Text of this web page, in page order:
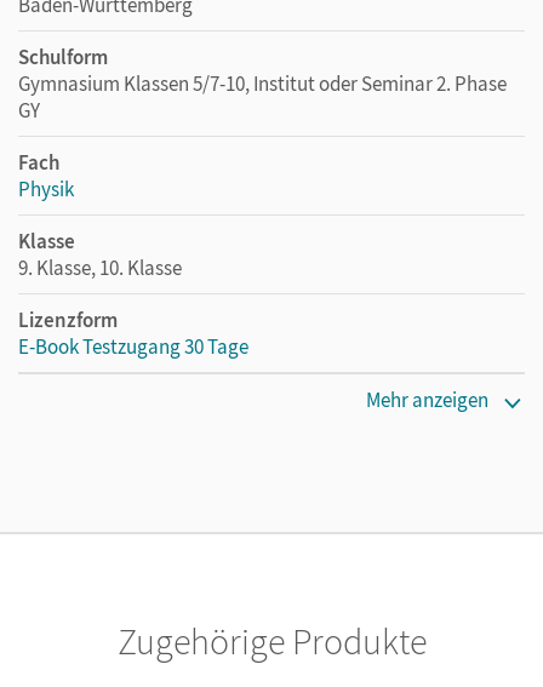
Schulform
Gymnasium Klassen 5/7-10, Institut oder Seminar 2. Phase
GY
Fach
Physik
Klasse
9. Klasse, 10. Klasse
Lizenzform
E-Book Testzugang 30 Tage
Herausgeber/-in
Pardall, Carl-Julian; Kienle, Reiner
Mehr anzeigen
Zugehörige Produkte